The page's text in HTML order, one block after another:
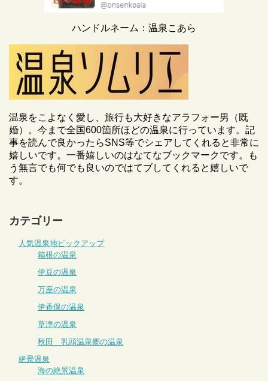
ハンドルネーム：温泉こあら
温泉をこよなく愛し、旅行も大好きなアラフォー男（既
婚）。今まで全国600箇所ほどの温泉に行っています。記
事を読んで良かったらSNS等でシェアしてくれると非常に
嬉しいです。一番嬉しいのはなてなブックマークです。も
う無言でも何でも良いのではてブしてくれると嬉しいで
す。
カテゴリー
人気温泉地ピックアップ
箱根の温泉
伊豆の温泉
万座の温泉
伊香保の温泉
草津の温泉
秋田 乳頭温泉郷の温泉
絶景温泉
海の絶景温泉